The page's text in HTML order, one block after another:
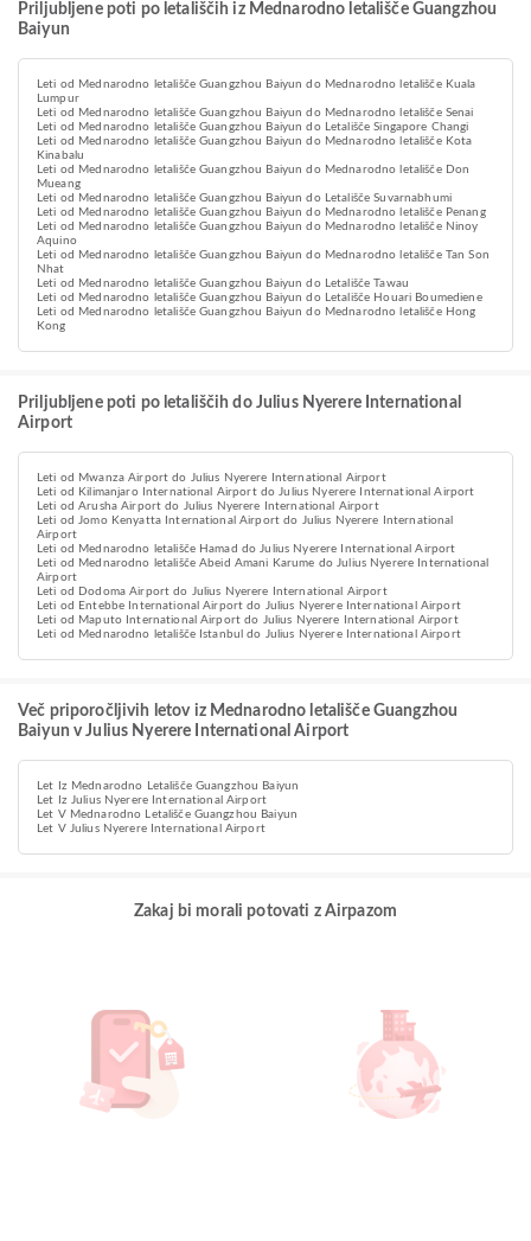
Priljubljene poti po letališčih iz Mednarodno letališče Guangzhou
Baiyun
Leti od Mednarodno letališče Guangzhou Baiyun do Mednarodno letališče Kuala
Lumpur
Leti od Mednarodno letališče Guangzhou Baiyun do Mednarodno letališče Senai
Leti od Mednarodno letališče Guangzhou Baiyun do Letališče Singapore Changi
Leti od Mednarodno letališče Guangzhou Baiyun do Mednarodno letališče Kota
Kinabalu
Leti od Mednarodno letališče Guangzhou Baiyun do Mednarodno letališče Don
Mueang
Leti od Mednarodno letališče Guangzhou Baiyun do Letališče Suvarnabhumi
Leti od Mednarodno letališče Guangzhou Baiyun do Mednarodno letališče Penang
Leti od Mednarodno letališče Guangzhou Baiyun do Mednarodno letališče Ninoy
Aquino
Leti od Mednarodno letališče Guangzhou Baiyun do Mednarodno letališče Tan Son
Nhat
Leti od Mednarodno letališče Guangzhou Baiyun do Letališče Tawau
Leti od Mednarodno letališče Guangzhou Baiyun do Letališče Houari Boumediene
Leti od Mednarodno letališče Guangzhou Baiyun do Mednarodno letališče Hong
Kong
Priljubljene poti po letališčih do Julius Nyerere International
Airport
Leti od Mwanza Airport do Julius Nyerere International Airport
Leti od Kilimanjaro International Airport do Julius Nyerere International Airport
Leti od Arusha Airport do Julius Nyerere International Airport
Leti od Jomo Kenyatta International Airport do Julius Nyerere International
Airport
Leti od Mednarodno letališče Hamad do Julius Nyerere International Airport
Leti od Mednarodno letališče Abeid Amani Karume do Julius Nyerere International
Airport
Leti od Dodoma Airport do Julius Nyerere International Airport
Leti od Entebbe International Airport do Julius Nyerere International Airport
Leti od Maputo International Airport do Julius Nyerere International Airport
Leti od Mednarodno letališče Istanbul do Julius Nyerere International Airport
Več priporočljivih letov iz Mednarodno letališče Guangzhou
Baiyun v Julius Nyerere International Airport
Let Iz Mednarodno Letališče Guangzhou Baiyun
Let Iz Julius Nyerere International Airport
Let V Mednarodno Letališče Guangzhou Baiyun
Let V Julius Nyerere International Airport
Zakaj bi morali potovati z Airpazom